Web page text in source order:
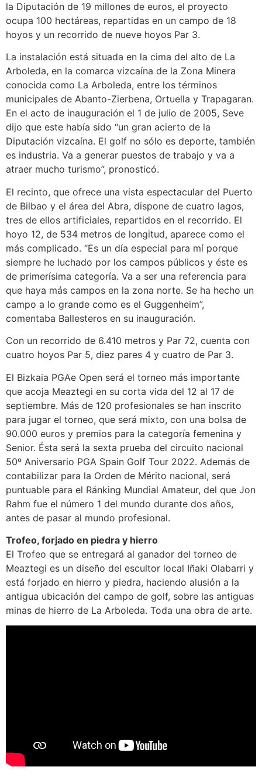
la Diputación de 19 millones de euros, el proyecto
ocupa 100 hectáreas, repartidas en un campo de 18
hoyos y un recorrido de nueve hoyos Par 3.
La instalación está situada en la cima del alto de La
Arboleda, en la comarca vizcaína de la Zona Minera
conocida como La Arboleda, entre los términos
municipales de Abanto-Zierbena, Ortuella y Trapagaran.
En el acto de inauguración el 1 de julio de 2005, Seve
dijo que este había sido “un gran acierto de la
Diputación vizcaína. El golf no sólo es deporte, también
es industria. Va a generar puestos de trabajo y va a
atraer mucho turismo”, pronosticó.
El recinto, que ofrece una vista espectacular del Puerto
de Bilbao y el área del Abra, dispone de cuatro lagos,
tres de ellos artificiales, repartidos en el recorrido. El
hoyo 12, de 534 metros de longitud, aparece como el
más complicado. “Es un día especial para mí porque
siempre he luchado por los campos públicos y éste es
de primerísima categoría. Va a ser una referencia para
que haya más campos en la zona norte. Se ha hecho un
campo a lo grande como es el Guggenheim”,
comentaba Ballesteros en su inauguración.
Con un recorrido de 6.410 metros y Par 72, cuenta con
cuatro hoyos Par 5, diez pares 4 y cuatro de Par 3.
El Bizkaia PGAe Open será el torneo más importante
que acoja Meaztegi en su corta vida del 12 al 17 de
septiembre. Más de 120 profesionales se han inscrito
para jugar el torneo, que será mixto, con una bolsa de
90.000 euros y premios para la categoría femenina y
Senior. Ésta será la sexta prueba del circuito nacional
50º Aniversario PGA Spain Golf Tour 2022. Además de
contabilizar para la Orden de Mérito nacional, será
puntuable para el Ránking Mundial Amateur, del que Jon
Rahm fue el número 1 del mundo durante dos años,
antes de pasar al mundo profesional.
Trofeo, forjado en piedra y hierro
El Trofeo que se entregará al ganador del torneo de
Meaztegi es un diseño del escultor local Iñaki Olabarri y
está forjado en hierro y piedra, haciendo alusión a la
antigua ubicación del campo de golf, sobre las antiguas
minas de hierro de La Arboleda. Toda una obra de arte.